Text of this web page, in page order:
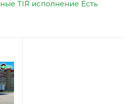
TIR исполнение Есть